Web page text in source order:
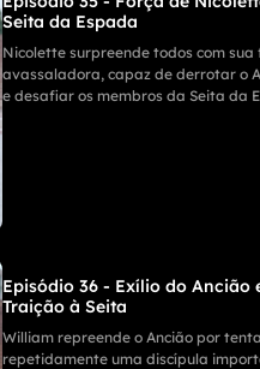
Seita da Espada
Nicolette surpreende todos com sua
avassaladora, capaz de derrotar o
e desafiar os membros da Seita da
Quando os anciãos pedem ao Líder
a punisse por agredir colegas e
Episódio 36 - Exílio do Ancião
Traição à Seita
William repreende o Ancião por
repetidamente uma discípula